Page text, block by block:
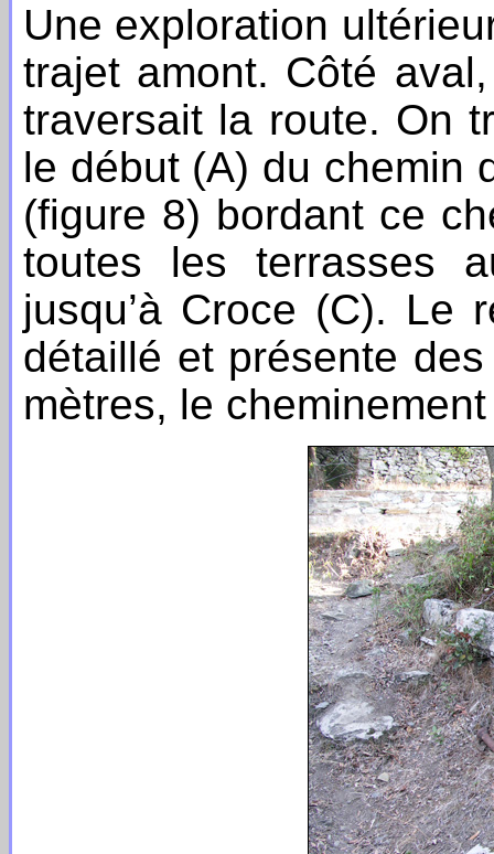
Une exploration
trajet amont. Côté
traversait la route. On
le début (A) du chemin
(figure 8) bordant ce
toutes les terrasses
jusqu’à Croce (C). Le
détaillé et présente
mètres, le